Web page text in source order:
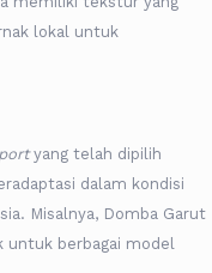
lokal untuk
yang telah dipilih
dalam kondisi
Misalnya, Domba Garut
berbagai model